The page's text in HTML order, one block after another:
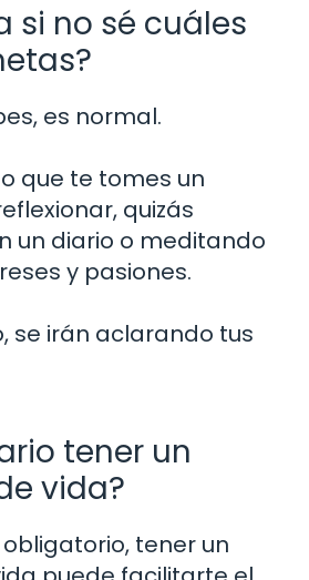
si no sé cuáles
es normal.
que te tomes un
quizás
un diario o meditando
y pasiones.
se irán aclarando tus
tener un
vida?
tener un